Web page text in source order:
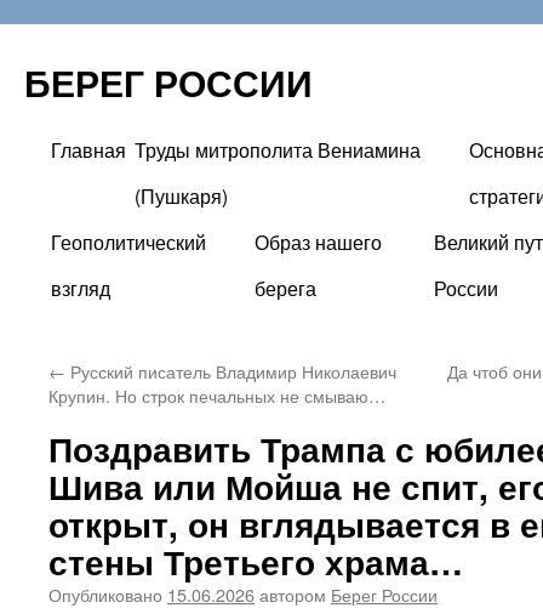
БЕРЕГ РОССИИ
Перейти
содержимому
Главная Труды митрополита Вениамина
(Пушкаря)
Геополитический
взгляд
Образ нашего
берега
Великий
России
← Русский писатель Владимир Николаевич
Крупин. Но строк печальных не смываю…
Да чтоб
Поздравить Трампа с
Шива или Мойша не спит,
открыт, он вглядывается в
стены Третьего храма…
Опубликовано 15.06.2026автором Берег России